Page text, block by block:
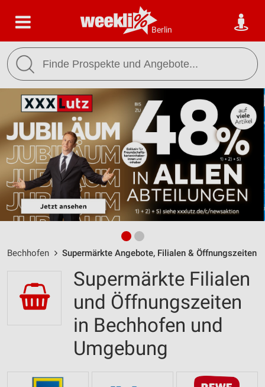
Berlin
Bechhofen Supermärkte Angebote, Filialen & Öffnungszeiten
Supermärkte Filialen
und Öffnungszeiten
in Bechhofen und
Umgebung